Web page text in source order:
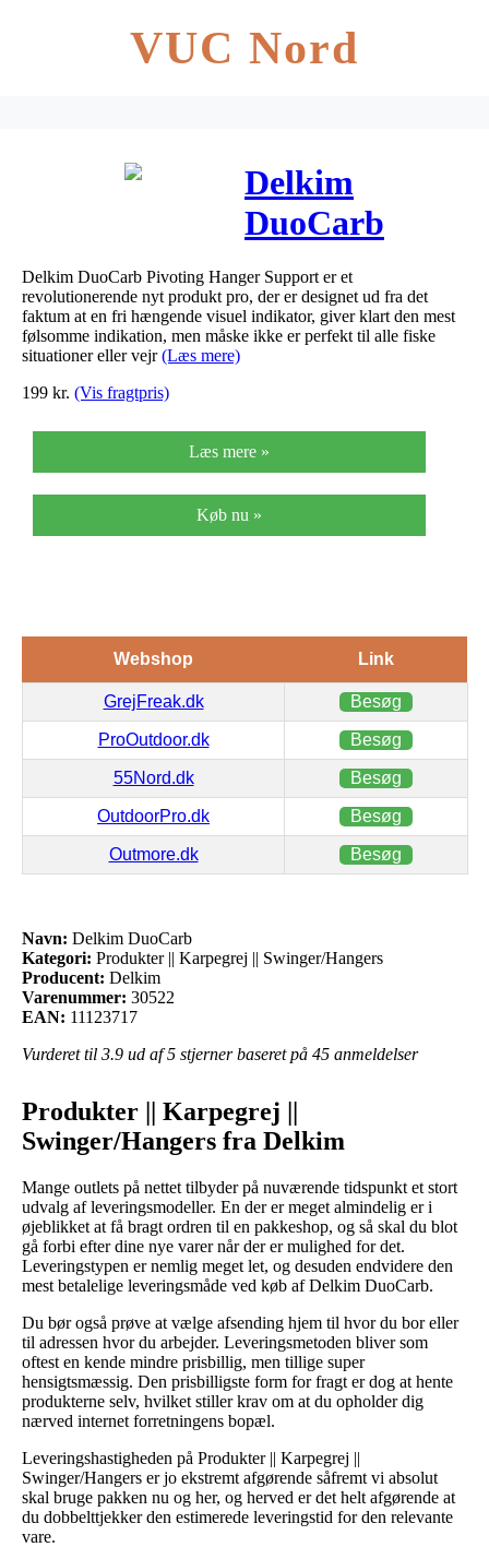
VUC Nord
Delkim
DuoCarb
Delkim DuoCarb Pivoting Hanger Support er et
revolutionerende nyt produkt pro, der er designet ud fra det
faktum at en fri hængende visuel indikator, giver klart den mest
følsomme indikation, men måske ikke er perfekt til alle fiske
situationer eller vejr(Læs mere)
199 kr. (Vis fragtpris)
Læs mere »
Køb nu »
Webshop Link
GrejFreak.dk Besøg
ProOutdoor.dk Besøg
55Nord.dk Besøg
OutdoorPro.dk Besøg
Outmore.dk Besøg
Navn: Delkim DuoCarb
Kategori: Produkter || Karpegrej || Swinger/Hangers
Producent: Delkim
Varenummer: 30522
EAN: 11123717
Vurderet til 3.9 ud af 5 stjerner baseret på 45 anmeldelser
Produkter || Karpegrej ||
Swinger/Hangers fra Delkim
Mange outlets på nettet tilbyder på nuværende tidspunkt et stort
udvalg af leveringsmodeller. En der er meget almindelig er i
øjeblikket at få bragt ordren til en pakkeshop, og så skal du blot
gå forbi efter dine nye varer når der er mulighed for det.
Leveringstypen er nemlig meget let, og desuden endvidere den
mest betalelige leveringsmåde ved køb af Delkim DuoCarb.
Du bør også prøve at vælge afsending hjem til hvor du bor eller
til adressen hvor du arbejder. Leveringsmetoden bliver som
oftest en kende mindre prisbillig, men tillige super
hensigtsmæssig. Den prisbilligste form for fragt er dog at hente
produkterne selv, hvilket stiller krav om at du opholder dig
nærved internet forretningens bopæl.
Leveringshastigheden på Produkter || Karpegrej ||
Swinger/Hangers er jo ekstremt afgørende såfremt vi absolut
skal bruge pakken nu og her, og herved er det helt afgørende at
du dobbelttjekker den estimerede leveringstid for den relevante
vare.